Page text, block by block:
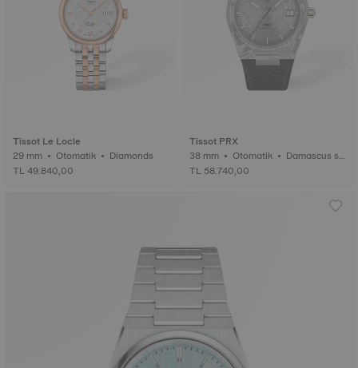
Tissot Le Locle
29 mm • Otomatik • Diamonds
TL 49.840,00
Tissot PRX
38 mm • Otomatik • Damascus st
eel
TL 58.740,00